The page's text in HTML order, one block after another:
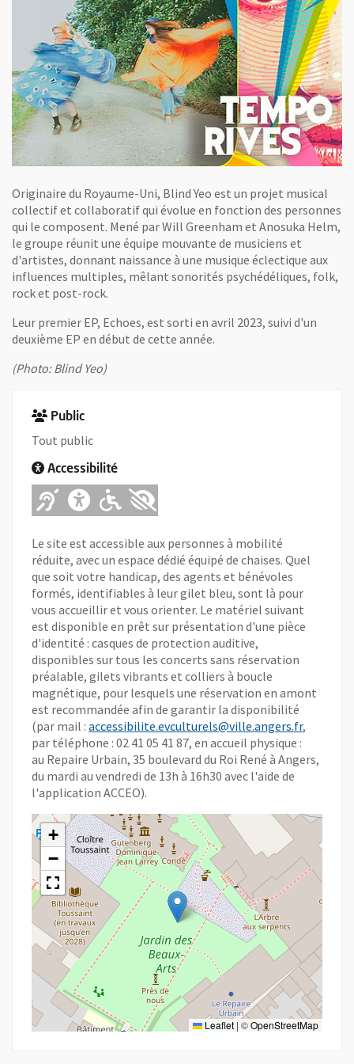
Originaire du Royaume-Uni, Blind Yeo est un projet musical
collectif et collaboratif qui évolue en fonction des personnes
qui le composent. Mené par Will Greenham et Anosuka Helm,
le groupe réunit une équipe mouvante de musiciens et
d'artistes, donnant naissance à une musique éclectique aux
influences multiples, mêlant sonorités psychédéliques, folk,
rock et post-rock.
Leur premier EP, Echoes, est sorti en avril 2023, suivi d'un
deuxième EP en début de cette année.
(Photo: Blind Yeo)
Public
Tout public
Accessibilité
Adapté pour l'handicap Auditif
Adapté pour l'handicap
Adapté pour l'handicap
Le site est accessible aux personnes à mobilité
réduite, avec un espace dédié équipé de chaises. Quel
que soit votre handicap, des agents et bénévoles
formés, identifiables à leur gilet bleu, sont là pour
vous accueillir et vous orienter. Le matériel suivant
est disponible en prêt sur présentation d'une pièce
d'identité : casques de protection auditive,
disponibles sur tous les concerts sans réservation
préalable, gilets vibrants et colliers à boucle
magnétique, pour lesquels une réservation en amont
est recommandée afin de garantir la disponibilité
(par mail : accessibilite.evculturels@ville.angers.fr,
par téléphone : 02 41 05 41 87, en accueil physique :
au Repaire Urbain, 35 boulevard du Roi René à Angers,
du mardi au vendredi de 13h à 16h30 avec l'aide de
l'application ACCEO).
+
−
Leaflet | ©OpenStreetMap